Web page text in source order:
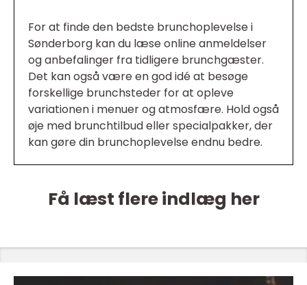
For at finde den bedste brunchoplevelse i
Sønderborg kan du læse online anmeldelser
og anbefalinger fra tidligere brunchgæster.
Det kan også være en god idé at besøge
forskellige brunchsteder for at opleve
variationen i menuer og atmosfære. Hold også
øje med brunchtilbud eller specialpakker, der
kan gøre din brunchoplevelse endnu bedre.
Få læst flere indlæg her